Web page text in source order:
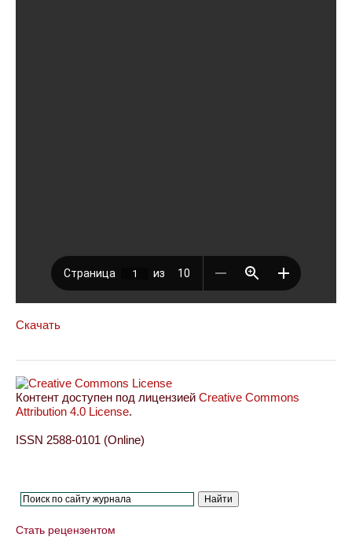
Скачать
Контент доступен под лицензией Creative Commons
Attribution 4.0 License.
ISSN 2588-0101 (Online)
Стать рецензентом